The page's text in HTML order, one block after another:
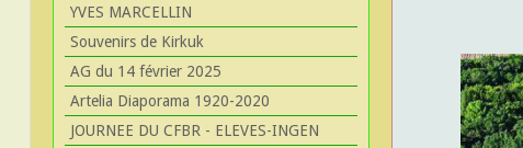
YVES MARCELLIN
Souvenirs de Kirkuk
AG du 14 février 2025
Artelia Diaporama 1920-2020
JOURNEE DU CFBR - ELEVES-INGEN